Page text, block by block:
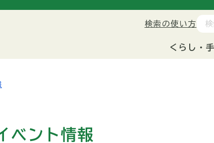
くらし・
検索の使い方
ベント情報